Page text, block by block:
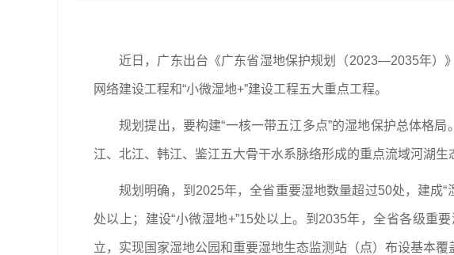
近日，广东出台《广东省湿地保护规划（2023—2035年）
网络建设工程和“小微湿地+”建设工程五大重点工程。
规划提出，要构建“一核一带五江多点”的湿地保护总体格局
江、北江、韩江、鉴江五大骨干水系脉络形成的重点流域河湖生
规划明确，到2025年，全省重要湿地数量超过50处，建成
处以上；建设“小微湿地+”15处以上。到2035年，全省各级重
立，实现国家湿地公园和重要湿地生态监测站（点）布设基本